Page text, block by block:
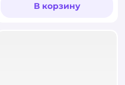
В корзину